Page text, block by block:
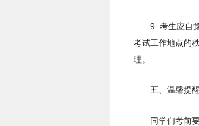
9. 考生应自
考试工作地点的
理。
五、温馨提醒
同学们考前